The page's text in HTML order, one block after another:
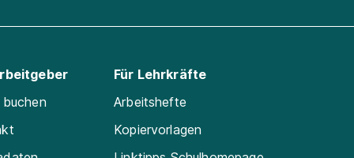
Für Lehrkräfte
Arbeitshefte
Kopiervorlagen